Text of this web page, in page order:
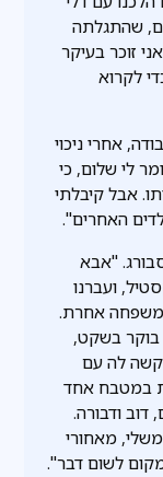
שהתגלתה
זוכר בעיקר
לקרוא
אחרי ניכוי
לי שלום, כי
אבל קיבלתי
האחרים".
"אבא
ועברנו
משפחה אחרת.
בוקר בשקט,
לה עם
במטבח אחד
דוב ודבורה.
מאחורי
לשום דבר".